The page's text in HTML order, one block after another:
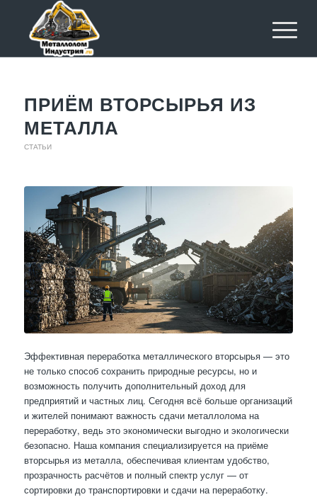
ПРИЁМ ВТОРСЫРЬЯ ИЗ
МЕТАЛЛА
СТАТЬИ
Эффективная переработка металлического вторсырья — это
не только способ сохранить природные ресурсы, но и
возможность получить дополнительный доход для
предприятий и частных лиц. Сегодня всё больше организаций
и жителей понимают важность сдачи металлолома на
переработку, ведь это экономически выгодно и экологически
безопасно. Наша компания специализируется на приёме
вторсырья из металла, обеспечивая клиентам удобство,
прозрачность расчётов и полный спектр услуг — от
сортировки до транспортировки и сдачи на переработку.